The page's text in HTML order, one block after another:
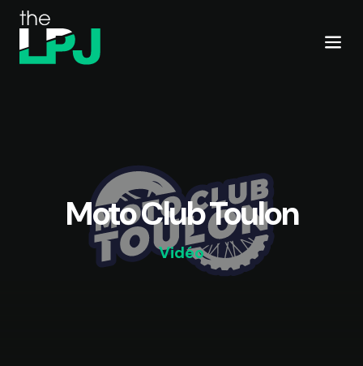
Moto Club Toulon
Vidéo